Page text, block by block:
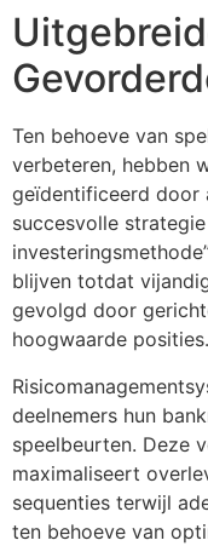
giriş
giriş
Ten behoeve van
verbeteren, hebben
geïdentificeerd door
succesvolle
blijven totdat
gevolgd door
hoogwaarde posities.
deelnemers hun
speelbeurten. Deze
maximaliseert
sequenties terwijl
ten behoeve van